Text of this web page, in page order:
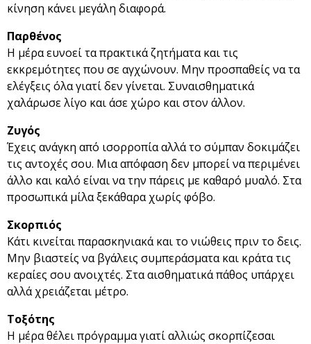
κίνηση κάνει μεγάλη διαφορά.
Παρθένος
Η μέρα ευνοεί τα πρακτικά ζητήματα και τις
εκκρεμότητες που σε αγχώνουν. Μην προσπαθείς να τα
ελέγξεις όλα γιατί δεν γίνεται. Συναισθηματικά
χαλάρωσε λίγο και άσε χώρο και στον άλλον.
Ζυγός
Έχεις ανάγκη από ισορροπία αλλά το σύμπαν δοκιμάζει
τις αντοχές σου. Μια απόφαση δεν μπορεί να περιμένει
άλλο και καλό είναι να την πάρεις με καθαρό μυαλό. Στα
προσωπικά μίλα ξεκάθαρα χωρίς φόβο.
Σκορπιός
Κάτι κινείται παρασκηνιακά και το νιώθεις πριν το δεις.
Μην βιαστείς να βγάλεις συμπεράσματα και κράτα τις
κεραίες σου ανοιχτές. Στα αισθηματικά πάθος υπάρχει
αλλά χρειάζεται μέτρο.
Τοξότης
Η μέρα θέλει πρόγραμμα γιατί αλλιώς σκορπίζεσαι